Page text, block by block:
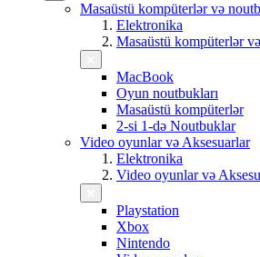
Masaüstü kompüterlər və
Elektronika
Masaüstü kompüterlər
MacBook
Oyun noutbukları
Masaüstü kompüterlər
2-si 1-də Noutbuklar
Video oyunlar və Aksesuarlar
Elektronika
Video oyunlar və
Playstation
Xbox
Nintendo